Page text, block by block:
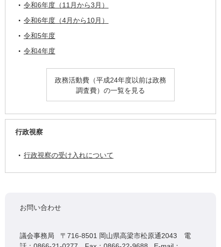
令和6年度（11月から3月）
令和6年度（4月から10月）
令和5年度
令和4年度
政務活動費（平成24年度以前は政務
調査費）の一覧を見る
行政視察
行政視察の受け入れについて
お問い合わせ
議会事務局 〒716-8501 岡山県高梁市松原通2043 電